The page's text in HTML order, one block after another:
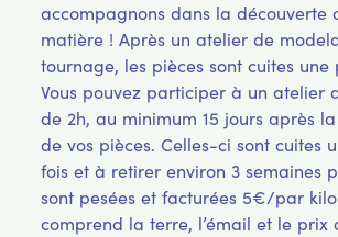
accompagnons dans la découverte
matière ! Après un atelier de
tournage, les pièces sont cuites une
Vous pouvez participer à un atelier
de 2h, au minimum 15 jours après
de vos pièces. Celles-ci sont cuites
fois et à retirer environ 3 semaines
sont pesées et facturées 5€/par
comprend la terre, l’émail et le prix